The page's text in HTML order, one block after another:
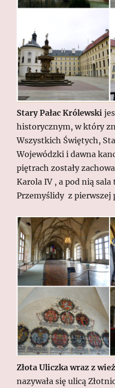
Stary Pałac Królewski
historycznym, w który
Wszystkich Świętych,
Wojewódzki i dawna
piętrach zostały
Karola IV , a pod nią sala
Przemyślidy z pierwszej
Złota Uliczka wraz z
nazywała się ulicą